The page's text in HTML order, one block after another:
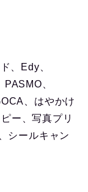
、Edy、
、
、はやかけ
ー、写真プリ
シールキャン